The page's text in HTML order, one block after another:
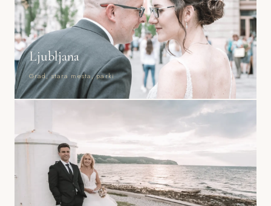
Ljubljana
Grad, stara mesta, parki